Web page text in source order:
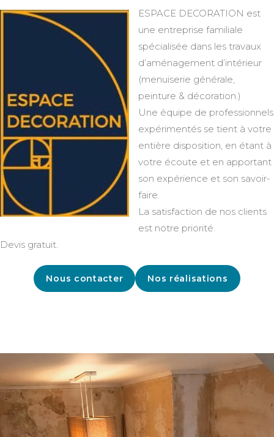
ESPACE DECORATION est
une entreprise familiale
spécialisée dans les travaux
d’aménagement d’intérieur
(menuiserie générale,
peinture & décoration.)
Une équipe de professionnels
expérimentés se tient à votre
entière disposition, en étant à
votre écoute et en apportant
son expérience et son savoir-
faire.
La satisfaction de nos clients
est notre priorité.
Devis gratuit.
Nous contacter Nos réalisations